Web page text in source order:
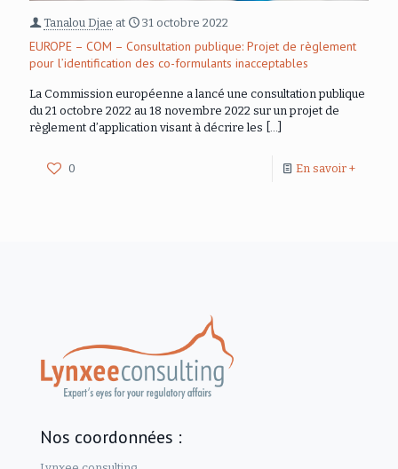
Tanalou Djae at 31 octobre 2022
EUROPE – COM – Consultation publique: Projet de règlement
pour l’identification des co-formulants inacceptables
La Commission européenne a lancé une consultation publique
du 21 octobre 2022 au 18 novembre 2022 sur un projet de
règlement d’application visant à décrire les […]
0 En savoir +
Nos coordonnées :